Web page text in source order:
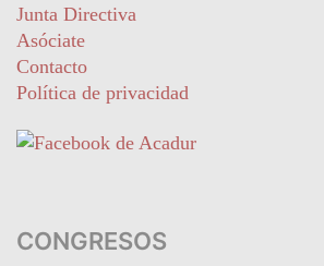
Junta Directiva
Asóciate
Contacto
Política de privacidad
CONGRESOS